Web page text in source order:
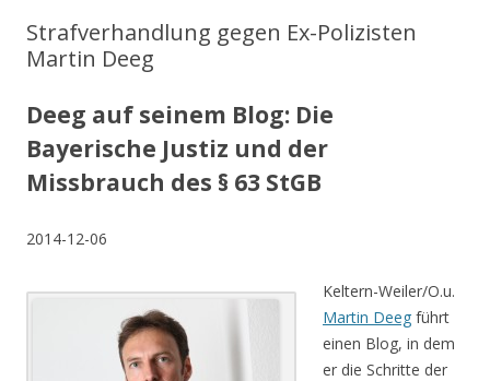
Strafverhandlung gegen Ex-Polizisten
Martin Deeg
Deeg auf seinem Blog: Die
Bayerische Justiz und der
Missbrauch des § 63 StGB
2014-12-06
Keltern-Weiler/O.u.
Martin Deeg führt
einen Blog, in dem
er die Schritte der